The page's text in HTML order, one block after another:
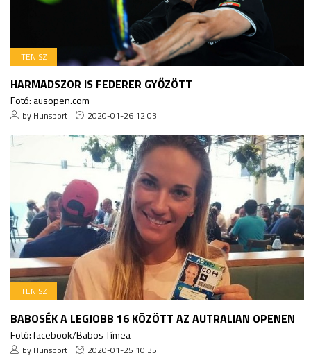
TENISZ
HARMADSZOR IS FEDERER GYŐZÖTT
Fotó: ausopen.com
by Hunsport 2020-01-26 12:03
TENISZ
BABOSÉK A LEGJOBB 16 KÖZÖTT AZ AUTRALIAN OPENEN
Fotó: facebook/Babos Tímea
by Hunsport 2020-01-25 10:35